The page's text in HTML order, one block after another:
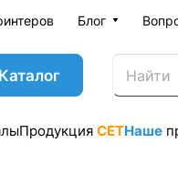
Блог
Каталог
Продукция CETНаше